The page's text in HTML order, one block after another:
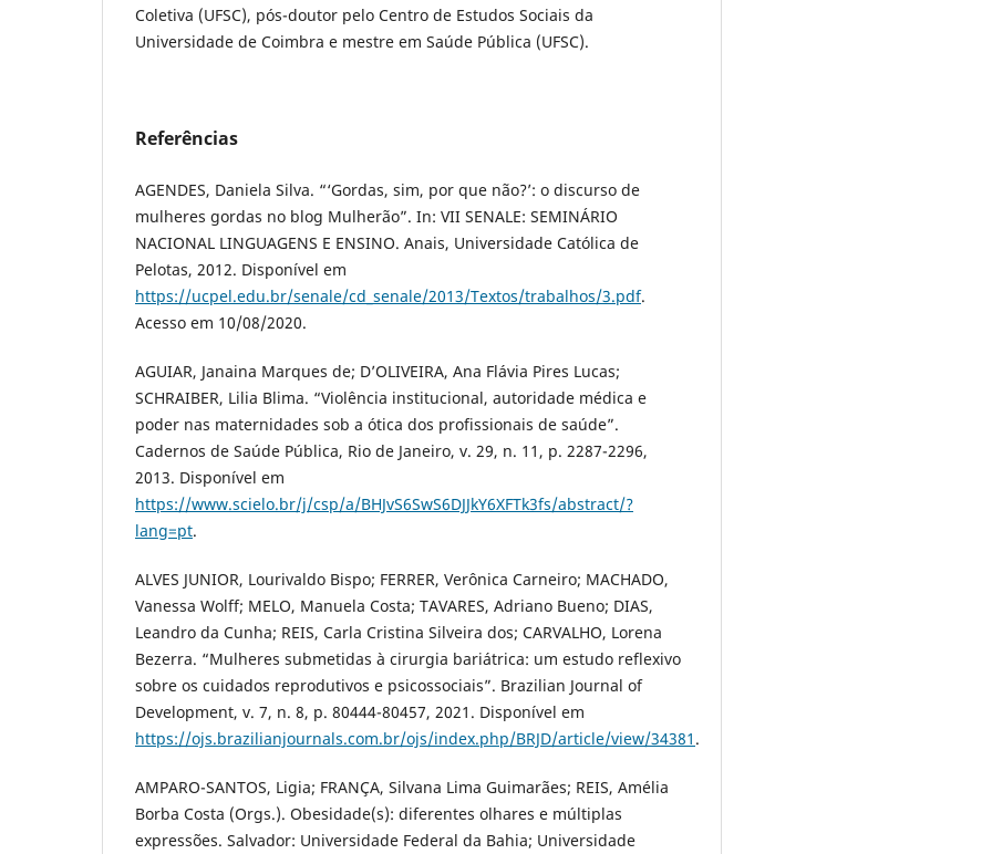
Coletiva (UFSC), pós-doutor pelo Centro de Estudos Sociais da
Universidade de Coimbra e mestre em Saúde Pública (UFSC).
Referências
AGENDES, Daniela Silva. “‘Gordas, sim, por que não?’: o discurso de
mulheres gordas no blog Mulherão”. In: VII SENALE: SEMINÁRIO
NACIONAL LINGUAGENS E ENSINO. Anais, Universidade Católica de
Pelotas, 2012. Disponível em
https://ucpel.edu.br/senale/cd_senale/2013/Textos/trabalhos/3.pdf.
Acesso em 10/08/2020.
AGUIAR, Janaina Marques de; D’OLIVEIRA, Ana Flávia Pires Lucas;
SCHRAIBER, Lilia Blima. “Violência institucional, autoridade médica e
poder nas maternidades sob a ótica dos profissionais de saúde”.
Cadernos de Saúde Pública, Rio de Janeiro, v. 29, n. 11, p. 2287-2296,
2013. Disponível em
https://www.scielo.br/j/csp/a/BHJvS6SwS6DJJkY6XFTk3fs/abstract/?
lang=pt.
ALVES JUNIOR, Lourivaldo Bispo; FERRER, Verônica Carneiro; MACHADO,
Vanessa Wolff; MELO, Manuela Costa; TAVARES, Adriano Bueno; DIAS,
Leandro da Cunha; REIS, Carla Cristina Silveira dos; CARVALHO, Lorena
Bezerra. “Mulheres submetidas à cirurgia bariátrica: um estudo reflexivo
sobre os cuidados reprodutivos e psicossociais”. Brazilian Journal of
Development, v. 7, n. 8, p. 80444-80457, 2021. Disponível em
https://ojs.brazilianjournals.com.br/ojs/index.php/BRJD/article/view/34381 .
AMPARO-SANTOS, Ligia; FRANÇA, Silvana Lima Guimarães; REIS, Amélia
Borba Costa (Orgs.). Obesidade(s): diferentes olhares e múltiplas
expressões. Salvador: Universidade Federal da Bahia; Universidade